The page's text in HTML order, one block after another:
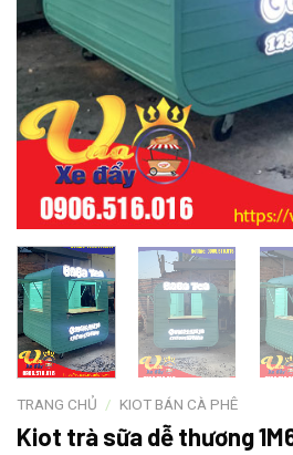
TRANG CHỦ / KIOT BÁN CÀ PHÊ
Kiot trà sữa dễ thương